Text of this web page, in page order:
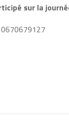
sur la
0670679127